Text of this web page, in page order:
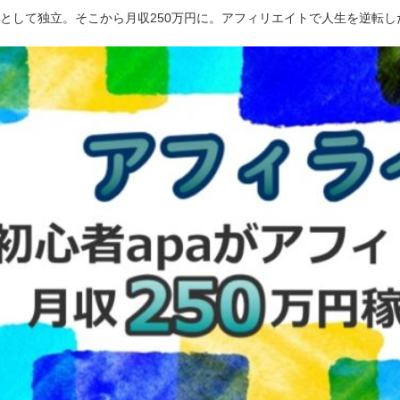
して独立。そこから月収250万円に。アフィリエイトで人生を逆転